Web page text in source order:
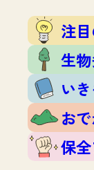
注目
生物
いき
おで
保全
いきも
調査レ
調査
調査
ふく
マッ
マッ
掲載
お問
注
生
い
お
保